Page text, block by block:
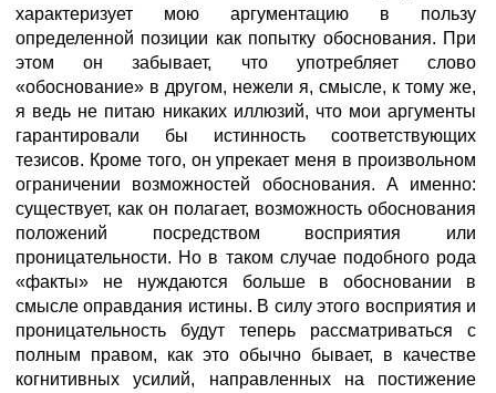
характеризует мою аргументацию в пользу
определенной позиции как попытку обоснования. При
этом он забывает, что употребляет слово
«обоснование» в другом, нежели я, смысле, к тому же,
я ведь не питаю никаких иллюзий, что мои аргументы
гарантировали бы истинность соответствующих
тезисов. Кроме того, он упрекает меня в произвольном
ограничении возможностей обоснования. А именно:
существует, как он полагает, возможность обоснования
положений посредством восприятия или
проницательности. Но в таком случае подобного рода
«факты» не нуждаются больше в обосновании в
смысле оправдания истины. В силу этого восприятия и
проницательность будут теперь рассматриваться с
полным правом, как это обычно бывает, в качестве
когнитивных усилий, направленных на постижение